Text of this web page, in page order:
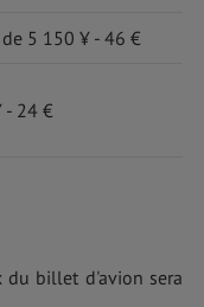
5 150 ¥ - 46 €
- 24 €
du billet d'avion sera